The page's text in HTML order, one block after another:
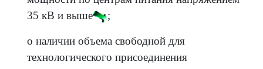
35 кВ и выше
;
о наличии объема свободной для
технологического присоединения